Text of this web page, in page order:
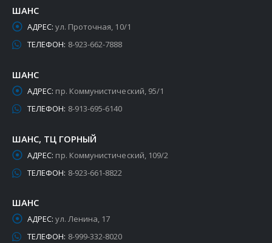
ШАНС
АДРЕС: ул. Проточная, 10/1
ТЕЛЕФОН: 8-923-662-7888
ШАНС
АДРЕС: пр. Коммунистический, 95/1
ТЕЛЕФОН: 8-913-695-6140
ШАНС, ТЦ ГОРНЫЙ
АДРЕС: пр. Коммунистический, 109/2
ТЕЛЕФОН: 8-923-661-8822
ШАНС
АДРЕС: ул. Ленина, 17
ТЕЛЕФОН: 8-999-332-8020